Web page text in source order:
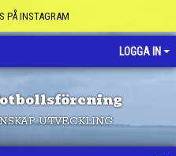
PÅ INSTAGRAM
LOGGA IN
UTVECKLING